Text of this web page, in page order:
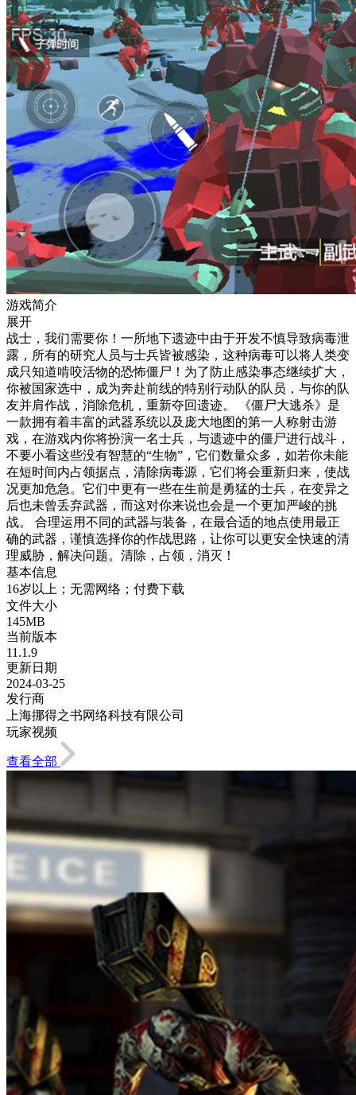
游戏简介
展开
战士，我们需要你！一所地下遗迹中由于开发不慎导致病毒泄
露，所有的研究人员与士兵皆被感染，这种病毒可以将人类变
成只知道啃咬活物的恐怖僵尸！为了防止感染事态继续扩大，
你被国家选中，成为奔赴前线的特别行动队的队员，与你的队
友并肩作战，消除危机，重新夺回遗迹。 《僵尸大逃杀》是
一款拥有着丰富的武器系统以及庞大地图的第一人称射击游
戏，在游戏内你将扮演一名士兵，与遗迹中的僵尸进行战斗，
不要小看这些没有智慧的“生物”，它们数量众多，如若你未能
在短时间内占领据点，清除病毒源，它们将会重新归来，使战
况更加危急。它们中更有一些在生前是勇猛的士兵，在变异之
后也未曾丢弃武器，而这对你来说也会是一个更加严峻的挑
战。 合理运用不同的武器与装备，在最合适的地点使用最正
确的武器，谨慎选择你的作战思路，让你可以更安全快速的清
理威胁，解决问题。清除，占领，消灭！
基本信息
16岁以上；无需网络；付费下载
文件大小
145MB
当前版本
11.1.9
更新日期
2024-03-25
发行商
上海挪得之书网络科技有限公司
玩家视频
查看全部